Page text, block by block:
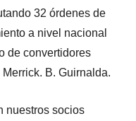
32 órdenes de
a nivel nacional
de convertidores
B. Guirnalda.
nuestros socios